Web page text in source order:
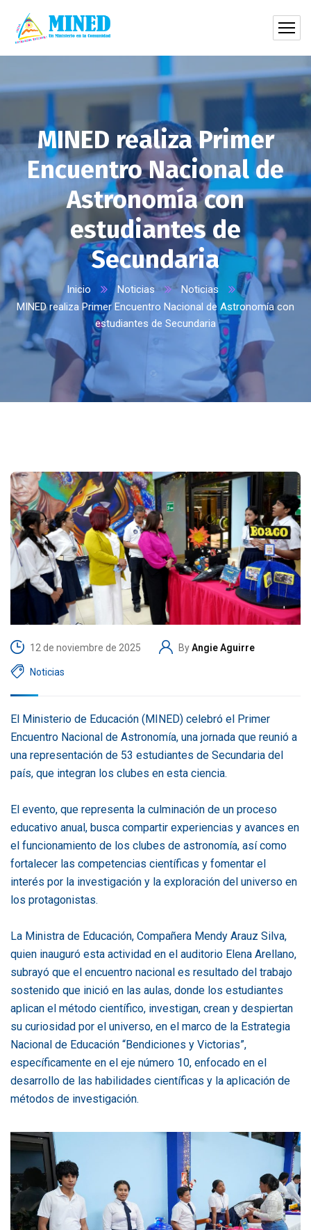
MINED realiza Primer
Encuentro Nacional de
Astronomía con
estudiantes de
Secundaria
Inicio Noticias
Noticias
MINED realiza Primer Encuentro Nacional de Astronomía con
estudiantes de Secundaria
12 de noviembre de 2025 ByAngie Aguirre
Noticias
El Ministerio de Educación (MINED) celebró el Primer
Encuentro Nacional de Astronomía, una jornada que reunió a
una representación de 53 estudiantes de Secundaria del
país, que integran los clubes en esta ciencia.
El evento, que representa la culminación de un proceso
educativo anual, busca compartir experiencias y avances en
el funcionamiento de los clubes de astronomía, así como
fortalecer las competencias científicas y fomentar el
interés por la investigación y la exploración del universo en
los protagonistas.
La Ministra de Educación, Compañera Mendy Arauz Silva,
quien inauguró esta actividad en el auditorio Elena Arellano,
subrayó que el encuentro nacional es resultado del trabajo
sostenido que inició en las aulas, donde los estudiantes
aplican el método científico, investigan, crean y despiertan
su curiosidad por el universo, en el marco de la Estrategia
Nacional de Educación “Bendiciones y Victorias”,
específicamente en el eje número 10, enfocado en el
desarrollo de las habilidades científicas y la aplicación de
métodos de investigación.